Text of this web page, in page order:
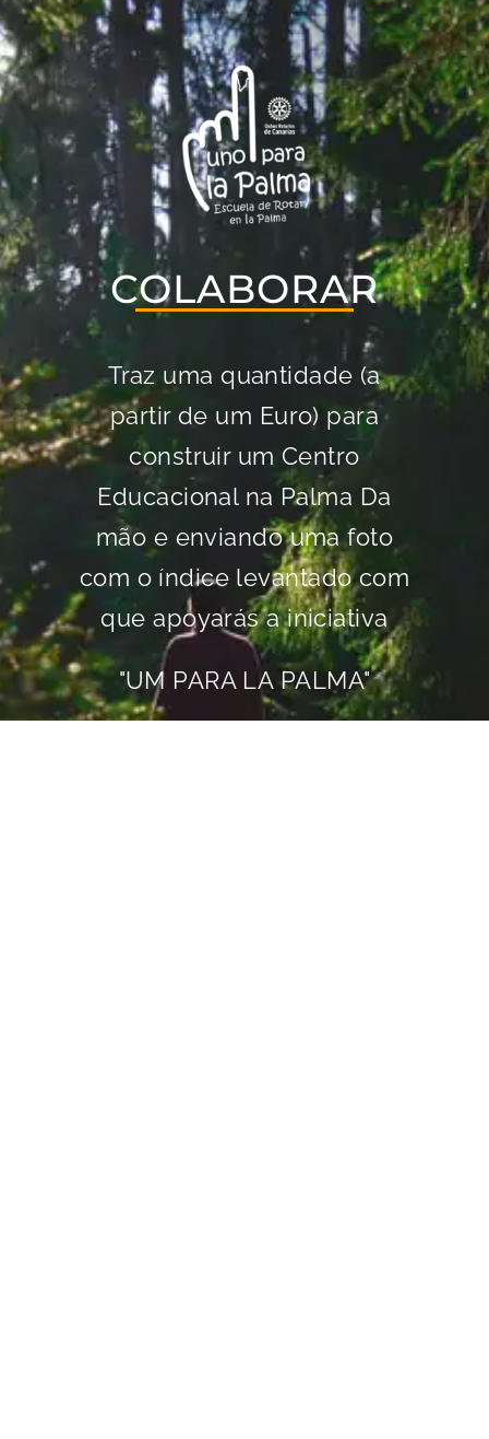
COLABORAR
Traz uma quantidade (a
partir de um Euro) para
construir um Centro
Educacional na Palma Da
mão e enviando uma foto
com o índice levantado com
que apoyarás a iniciativa
"UM PARA LA PALMA"